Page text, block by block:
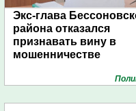
Экс-глава
района отказался
признавать вину в
мошенничестве